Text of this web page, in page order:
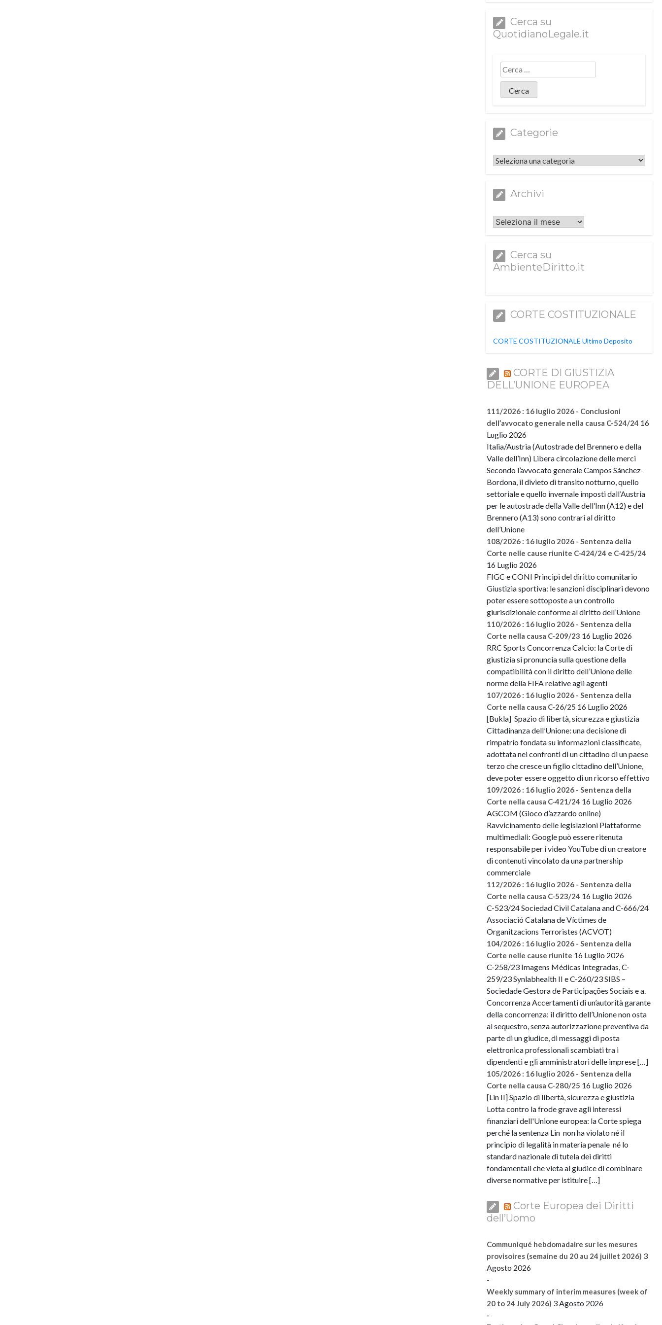
Cerca su
QuotidianoLegale.it
Categorie
Categorie
Archivi
Archivi
Cerca su
AmbienteDiritto.it
CORTE COSTITUZIONALE
CORTE COSTITUZIONALE Ultimo Deposito
CORTE DI GIUSTIZIA
DELL’UNIONE EUROPEA
111/2026 : 16 luglio 2026 - Conclusioni
dell’avvocato generale nella causa C-524/24 16
Luglio 2026
Italia/Austria (Autostrade del Brennero e della
Valle dell’Inn) Libera circolazione delle merci
Secondo l’avvocato generale Campos Sánchez-
Bordona, il divieto di transito notturno, quello
settoriale e quello invernale imposti dall’Austria
per le autostrade della Valle dell’Inn (A12) e del
Brennero (A13) sono contrari al diritto
dell’Unione
108/2026 : 16 luglio 2026 - Sentenza della
Corte nelle cause riunite C-424/24 e C-425/24
16 Luglio 2026
FIGC e CONI Principi del diritto comunitario
Giustizia sportiva: le sanzioni disciplinari devono
poter essere sottoposte a un controllo
giurisdizionale conforme al diritto dell’Unione
110/2026 : 16 luglio 2026 - Sentenza della
Corte nella causa C-209/23 16 Luglio 2026
RRC Sports Concorrenza Calcio: la Corte di
giustizia si pronuncia sulla questione della
compatibilità con il diritto dell’Unione delle
norme della FIFA relative agli agenti
107/2026 : 16 luglio 2026 - Sentenza della
Corte nella causa C-26/25 16 Luglio 2026
[Bukla] Spazio di libertà, sicurezza e giustizia
Cittadinanza dell’Unione: una decisione di
rimpatrio fondata su informazioni classificate,
adottata nei confronti di un cittadino di un paese
terzo che cresce un figlio cittadino dell’Unione,
deve poter essere oggetto di un ricorso effettivo
109/2026 : 16 luglio 2026 - Sentenza della
Corte nella causa C-421/24 16 Luglio 2026
AGCOM (Gioco d’azzardo online)
Ravvicinamento delle legislazioni Piattaforme
multimediali: Google può essere ritenuta
responsabile per i video YouTube di un creatore
di contenuti vincolato da una partnership
commerciale
112/2026 : 16 luglio 2026 - Sentenza della
Corte nella causa C-523/24 16 Luglio 2026
C-523/24 Sociedad Civil Catalana and C-666/24
Associació Catalana de Víctimes de
Organitzacions Terroristes (ACVOT)
104/2026 : 16 luglio 2026 - Sentenza della
Corte nelle cause riunite 16 Luglio 2026
C-258/23 Imagens Médicas Integradas, C-
259/23 Synlabhealth II e C-260/23 SIBS –
Sociedade Gestora de Participações Sociais e a.
Concorrenza Accertamenti di un’autorità garante
della concorrenza: il diritto dell’Unione non osta
al sequestro, senza autorizzazione preventiva da
parte di un giudice, di messaggi di posta
elettronica professionali scambiati tra i
dipendenti e gli amministratori delle imprese […]
105/2026 : 16 luglio 2026 - Sentenza della
Corte nella causa C-280/25 16 Luglio 2026
[Lin II] Spazio di libertà, sicurezza e giustizia
Lotta contro la frode grave agli interessi
finanziari dell'Unione europea: la Corte spiega
perché la sentenza Lin non ha violato né il
principio di legalità in materia penale né lo
standard nazionale di tutela dei diritti
fondamentali che vieta al giudice di combinare
diverse normative per istituire […]
Corte Europea dei Diritti
dell’Uomo
Communiqué hebdomadaire sur les mesures
provisoires (semaine du 20 au 24 juillet 2026) 3
Agosto 2026
-
Weekly summary of interim measures (week of
20 to 24 July 2026) 3 Agosto 2026
-